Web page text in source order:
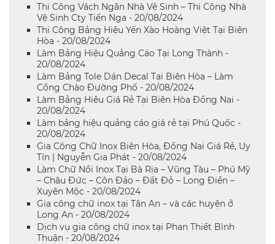
Thi Công Vách Ngăn Nhà Vệ Sinh – Thi Công Nhà
Vệ Sinh Cty Tiến Nga - 20/08/2024
Thi Công Bảng Hiệu Yến Xào Hoàng Việt Tại Biên
Hòa - 20/08/2024
Làm Bảng Hiệu Quảng Cáo Tại Long Thành -
20/08/2024
Làm Bảng Tole Dán Decal Tại Biên Hòa – Làm
Cổng Chào Đường Phố - 20/08/2024
Làm Bảng Hiệu Giá Rẻ Tại Biên Hòa Đồng Nai -
20/08/2024
Làm bảng hiệu quảng cáo giá rẻ tại Phú Quốc -
20/08/2024
Gia Công Chữ Inox Biên Hòa, Đồng Nai Giá Rẻ, Uy
Tín | Nguyễn Gia Phát - 20/08/2024
Làm Chữ Nổi Inox Tại Bà Rịa – Vũng Tàu – Phú Mỹ
– Châu Đức – Côn Đảo – Đất Đỏ – Long Điền –
Xuyên Mộc - 20/08/2024
Gia công chữ inox tại Tân An – và các huyện ở
Long An - 20/08/2024
Dịch vụ gia công chữ inox tại Phan Thiết Bình
Thuận - 20/08/2024